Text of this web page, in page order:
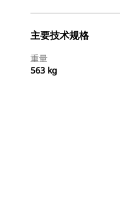
主要技术规格
重量
563 kg